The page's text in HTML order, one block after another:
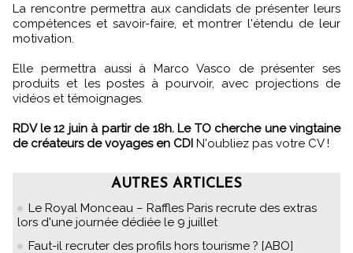
La rencontre permettra aux candidats de présenter leurs
compétences et savoir-faire, et montrer l'étendu de leur
motivation.
Elle permettra aussi à Marco Vasco de présenter ses
produits et les postes à pourvoir, avec projections de
vidéos et témoignages.
RDV le 12 juin à partir de 18h. Le TO cherche une vingtaine
de créateurs de voyages en CDI N'oubliez pas votre CV !
AUTRES ARTICLES
Le Royal Monceau – Raffles Paris recrute des extras
lors d'une journée dédiée le 9 juillet
Faut-il recruter des profils hors tourisme ? [ABO]